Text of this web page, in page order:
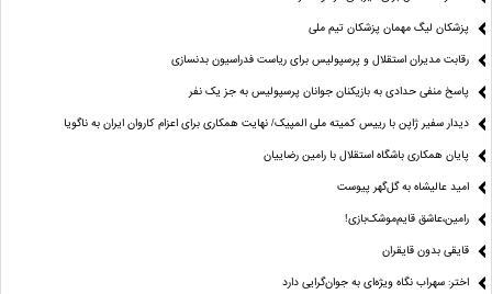
پزشکان لیگ مهمان پزشکان تیم ملی
رقابت مدیران استقلال و پرسپولیس برای ریاست فدراسیون بدنسازی
پاسخ منفی حدادی به بازیکنان جوانان پرسپولیس به جز یک نفر
دیدار سفیر ژاپن با رییس کمیته ملی المپیک/ نهایت همکاری برای اعزام کاروان ایران به ناگویا
پایان همکاری باشگاه استقلال با رامین رضاییان
امید عالیشاه به گل‌گهر پیوست
رامین،عاشق قایم‌موشک‌بازی!
قایقی بدون قایقران
اختر: سهراب نگاه ویژه‌ای به جوان‌گرایی دارد